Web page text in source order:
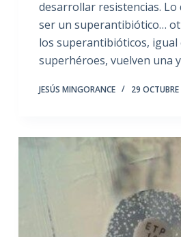
desarrollar resistencias. Lo
ser un superantibiótico…
los superantibióticos, igual
superhéroes, vuelven una
JESÚS MINGORANCE 29